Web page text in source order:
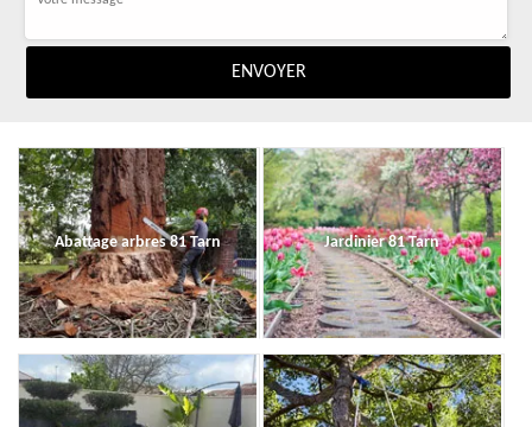
Abattage arbres 81 Tarn Jardinier 81 Tarn